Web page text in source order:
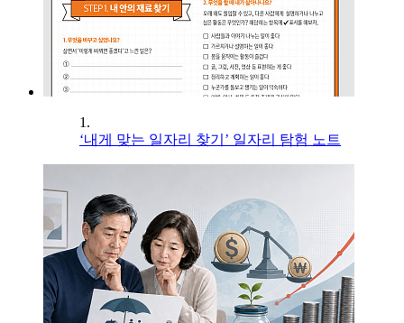
1.
‘내게 맞는 일자리 찾기’ 일자리 탐험 노트